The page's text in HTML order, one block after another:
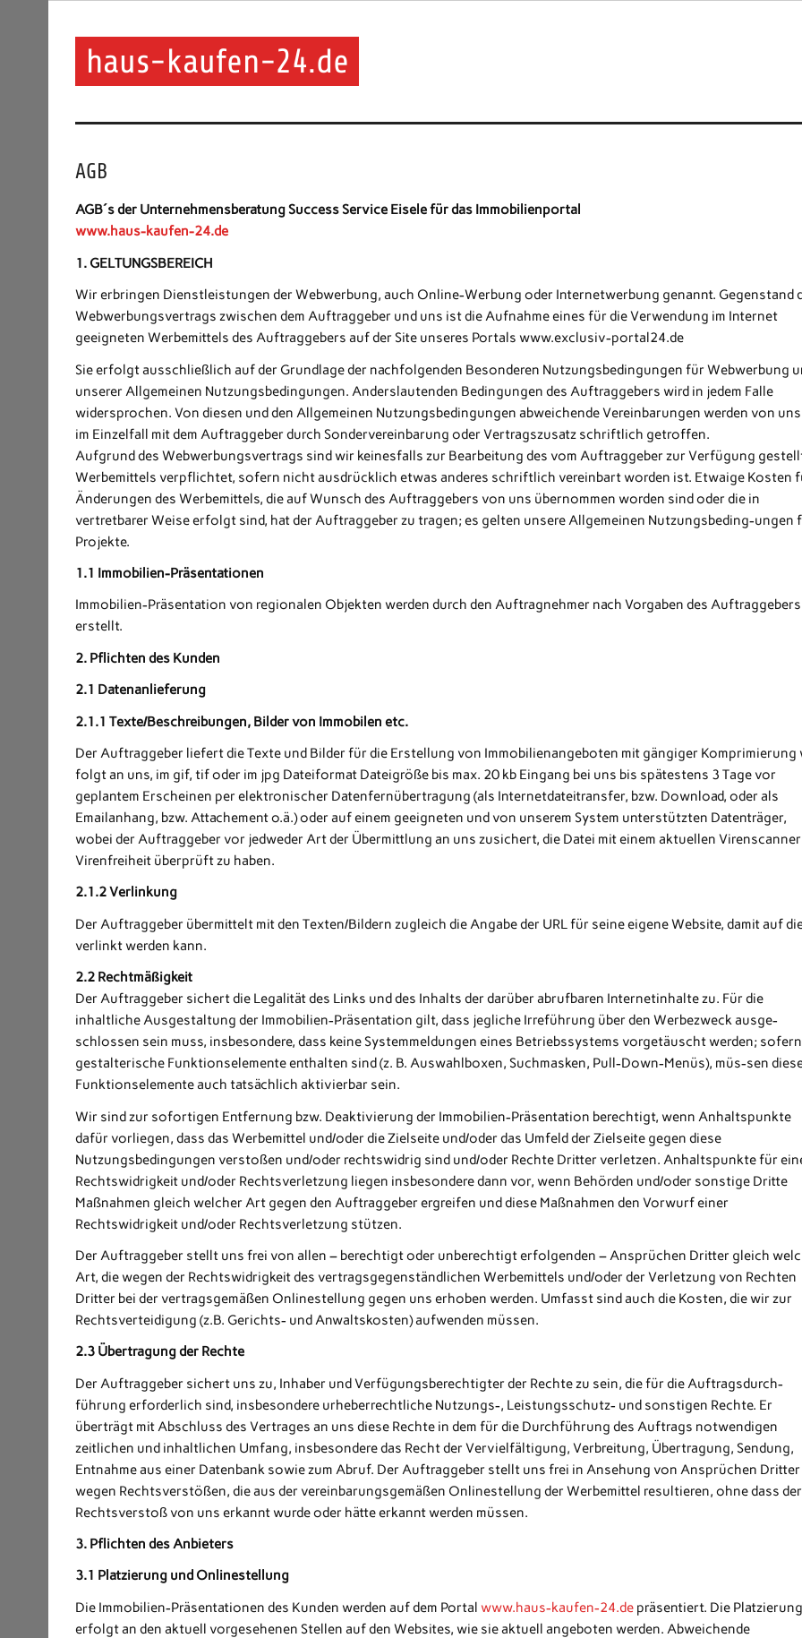
haus-kaufen-24.de
AGB
AGB´s der Unternehmensberatung Success Service Eisele für das Immobilienportal
www.haus-kaufen-24.de
1. GELTUNGSBEREICH
Wir erbringen Dienstleistungen der Webwerbung, auch Online-Werbung oder Internetwerbung genannt. Gegenstand
Webwerbungsvertrags zwischen dem Auftraggeber und uns ist die Aufnahme eines für die Verwendung im Internet
geeigneten Werbemittels des Auftraggebers auf der Site unseres Portals www.exclusiv-portal24.de
Sie erfolgt ausschließlich auf der Grundlage der nachfolgenden Besonderen Nutzungsbedingungen für Webwerbung
unserer Allgemeinen Nutzungsbedingungen. Anderslautenden Bedingungen des Auftraggebers wird in jedem Falle
widersprochen. Von diesen und den Allgemeinen Nutzungsbedingungen abweichende Vereinbarungen werden von
im Einzelfall mit dem Auftraggeber durch Sondervereinbarung oder Vertragszusatz schriftlich getroffen.
Aufgrund des Webwerbungsvertrags sind wir keinesfalls zur Bearbeitung des vom Auftraggeber zur Verfügung
Werbemittels verpflichtet, sofern nicht ausdrücklich etwas anderes schriftlich vereinbart worden ist. Etwaige Kosten
Änderungen des Werbemittels, die auf Wunsch des Auftraggebers von uns übernommen worden sind oder die in
vertretbarer Weise erfolgt sind, hat der Auftraggeber zu tragen; es gelten unsere Allgemeinen Nutzungsbeding-ungen
Projekte.
1.1 Immobilien-Präsentationen
Immobilien-Präsentation von regionalen Objekten werden durch den Auftragnehmer nach Vorgaben des Auftraggebers
erstellt.
2. Pflichten des Kunden
2.1 Datenanlieferung
2.1.1 Texte/Beschreibungen, Bilder von Immobilen etc.
Der Auftraggeber liefert die Texte und Bilder für die Erstellung von Immobilienangeboten mit gängiger Komprimierung
folgt an uns, im gif, tif oder im jpg Dateiformat Dateigröße bis max. 20 kb Eingang bei uns bis spätestens 3 Tage vor
geplantem Erscheinen per elektronischer Datenfernübertragung (als Internetdateitransfer, bzw. Download, oder als
Emailanhang, bzw. Attachement o.ä.) oder auf einem geeigneten und von unserem System unterstützten Datenträger,
wobei der Auftraggeber vor jedweder Art der Übermittlung an uns zusichert, die Datei mit einem aktuellen
Virenfreiheit überprüft zu haben.
2.1.2 Verlinkung
Der Auftraggeber übermittelt mit den Texten/Bildern zugleich die Angabe der URL für seine eigene Website, damit auf
verlinkt werden kann.
2.2 Rechtmäßigkeit
Der Auftraggeber sichert die Legalität des Links und des Inhalts der darüber abrufbaren Internetinhalte zu. Für die
inhaltliche Ausgestaltung der Immobilien-Präsentation gilt, dass jegliche Irreführung über den Werbezweck ausge-
schlossen sein muss, insbesondere, dass keine Systemmeldungen eines Betriebssystems vorgetäuscht werden; sofern
gestalterische Funktionselemente enthalten sind (z. B. Auswahlboxen, Suchmasken, Pull-Down-Menüs), müs-sen
Funktionselemente auch tatsächlich aktivierbar sein.
Wir sind zur sofortigen Entfernung bzw. Deaktivierung der Immobilien-Präsentation berechtigt, wenn Anhaltspunkte
dafür vorliegen, dass das Werbemittel und/oder die Zielseite und/oder das Umfeld der Zielseite gegen diese
Nutzungsbedingungen verstoßen und/oder rechtswidrig sind und/oder Rechte Dritter verletzen. Anhaltspunkte für
Rechtswidrigkeit und/oder Rechtsverletzung liegen insbesondere dann vor, wenn Behörden und/oder sonstige Dritte
Maßnahmen gleich welcher Art gegen den Auftraggeber ergreifen und diese Maßnahmen den Vorwurf einer
Rechtswidrigkeit und/oder Rechtsverletzung stützen.
Der Auftraggeber stellt uns frei von allen – berechtigt oder unberechtigt erfolgenden – Ansprüchen Dritter gleich
Art, die wegen der Rechtswidrigkeit des vertragsgegenständlichen Werbemittels und/oder der Verletzung von Rechten
Dritter bei der vertragsgemäßen Onlinestellung gegen uns erhoben werden. Umfasst sind auch die Kosten, die wir zur
Rechtsverteidigung (z.B. Gerichts- und Anwaltskosten) aufwenden müssen.
2.3 Übertragung der Rechte
Der Auftraggeber sichert uns zu, Inhaber und Verfügungsberechtigter der Rechte zu sein, die für die Auftragsdurch-
führung erforderlich sind, insbesondere urheberrechtliche Nutzungs-, Leistungsschutz- und sonstigen Rechte. Er
überträgt mit Abschluss des Vertrages an uns diese Rechte in dem für die Durchführung des Auftrags notwendigen
zeitlichen und inhaltlichen Umfang, insbesondere das Recht der Vervielfältigung, Verbreitung, Übertragung, Sendung,
Entnahme aus einer Datenbank sowie zum Abruf. Der Auftraggeber stellt uns frei in Ansehung von Ansprüchen Dritter
wegen Rechtsverstößen, die aus der vereinbarungsgemäßen Onlinestellung der Werbemittel resultieren, ohne dass der
Rechtsverstoß von uns erkannt wurde oder hätte erkannt werden müssen.
3. Pflichten des Anbieters
3.1 Platzierung und Onlinestellung
Die Immobilien-Präsentationen des Kunden werden auf dem Portalwww.haus-kaufen-24.de präsentiert. Die Platzierung
erfolgt an den aktuell vorgesehenen Stellen auf den Websites, wie sie aktuell angeboten werden. Abweichende